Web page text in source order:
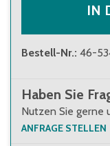
IN
Bestell-Nr.: 46-
Haben Sie
Nutzen Sie gerne
ANFRAGE STELLEN